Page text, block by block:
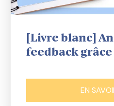
[Livre blanc]
feedback
EN